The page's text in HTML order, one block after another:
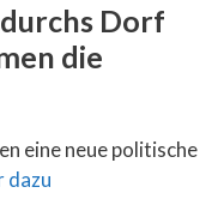
Dorf
die
eine neue politische
dazu